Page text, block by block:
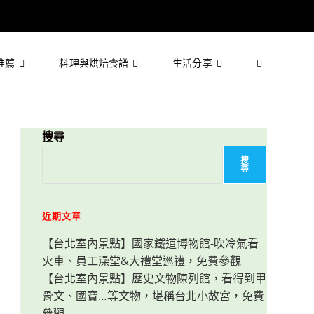
薦 料理與烘焙食譜 生活分享 Toggle
search
搜尋
搜
尋
近期文章
【台北室內景點】國家鐵道博物館-吹冷氣看
火車、員工澡堂&大禮堂巡禮，免費參觀
【台北室內景點】歷史文物陳列館，看得到甲
骨文、國寶…等文物，堪稱台北小故宮，免費